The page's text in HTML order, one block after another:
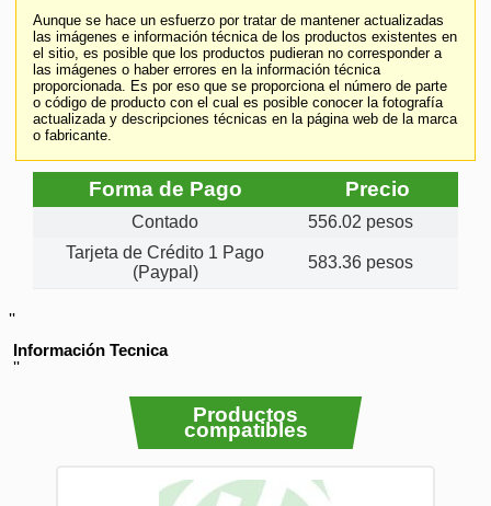
Aunque se hace un esfuerzo por tratar de mantener actualizadas
las imágenes e información técnica de los productos existentes en
el sitio, es posible que los productos pudieran no corresponder a
las imágenes o haber errores en la información técnica
proporcionada. Es por eso que se proporciona el número de parte
o código de producto con el cual es posible conocer la fotografía
actualizada y descripciones técnicas en la página web de la marca
o fabricante.
Forma de Pago Precio
Contado
556.02 pesos
Tarjeta de Crédito 1 Pago
(Paypal)
583.36 pesos
''
Información Tecnica
''
Productos
compatibles